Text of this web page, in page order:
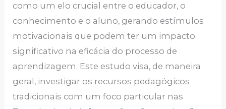
como um elo crucial entre o educador, o
conhecimento e o aluno, gerando estímulos
motivacionais que podem ter um impacto
significativo na eficácia do processo de
aprendizagem. Este estudo visa, de maneira
geral, investigar os recursos pedagógicos
tradicionais com um foco particular nas